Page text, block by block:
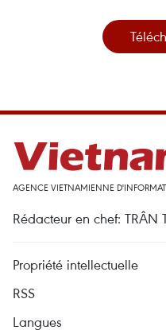
AGENCE VIETNAMIENNE
Rédacteur en chef: TRÂN
Propriété intellectuelle
RSS
Langues